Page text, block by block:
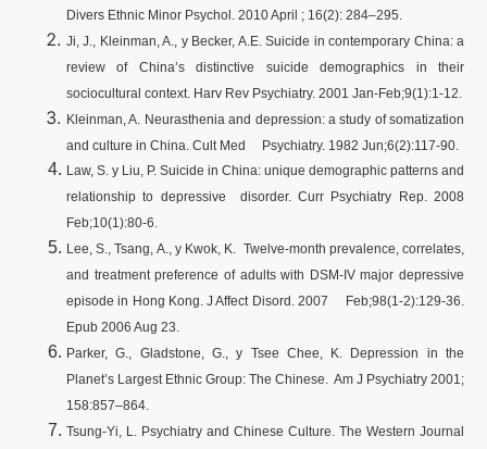
Divers Ethnic Minor Psychol. 2010 April ; 16(2): 284–295.
Ji, J., Kleinman, A., y Becker, A.E. Suicide in contemporary China: a
review of China’s distinctive suicide demographics in their
sociocultural context. Harv Rev Psychiatry. 2001 Jan-Feb;9(1):1-12.
Kleinman, A. Neurasthenia and depression: a study of somatization
and culture in China. Cult Med Psychiatry. 1982 Jun;6(2):117-90.
Law, S. y Liu, P. Suicide in China: unique demographic patterns and
relationship to depressive disorder. Curr Psychiatry Rep. 2008
Feb;10(1):80-6.
Lee, S., Tsang, A., y Kwok, K. Twelve-month prevalence, correlates,
and treatment preference of adults with DSM-IV major depressive
episode in Hong Kong. J Affect Disord. 2007 Feb;98(1-2):129-36.
Epub 2006 Aug 23.
Parker, G., Gladstone, G., y Tsee Chee, K. Depression in the
Planet’s Largest Ethnic Group: The Chinese. Am J Psychiatry 2001;
158:857–864.
Tsung-Yi, L. Psychiatry and Chinese Culture. The Western Journal